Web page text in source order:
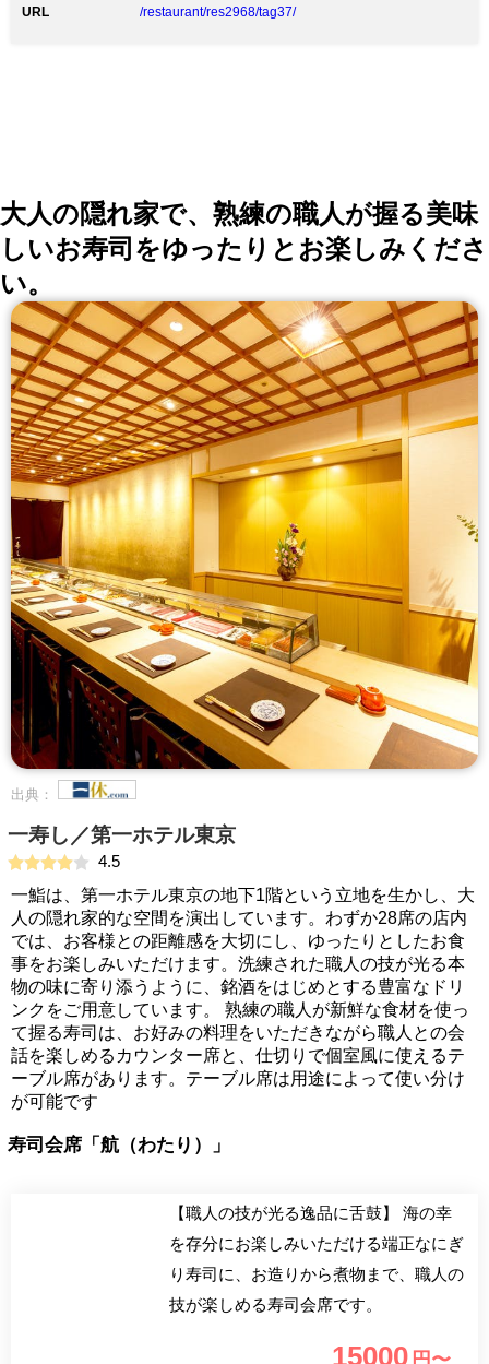
抜）／・千鳥会席 …16,000円（税抜） ・扇会席 …
URL
/restaurant/res2968/tag37/
大人の隠れ家で、熟練の職人が握る美味
しいお寿司をゆったりとお楽しみくださ
い。
出典：
一寿し／第一ホテル東京
4.5
一鮨は、第一ホテル東京の地下1階という立地を生かし、大
人の隠れ家的な空間を演出しています。わずか28席の店内
では、お客様との距離感を大切にし、ゆったりとしたお食
事をお楽しみいただけます。洗練された職人の技が光る本
物の味に寄り添うように、銘酒をはじめとする豊富なドリ
ンクをご用意しています。 熟練の職人が新鮮な食材を使っ
て握る寿司は、お好みの料理をいただきながら職人との会
話を楽しめるカウンター席と、仕切りで個室風に使えるテ
ーブル席があります。テーブル席は用途によって使い分け
が可能です
寿司会席「航（わたり）」
【職人の技が光る逸品に舌鼓】 海の幸
を存分にお楽しみいただける端正なにぎ
り寿司に、お造りから煮物まで、職人の
技が楽しめる寿司会席です。
15000 円〜